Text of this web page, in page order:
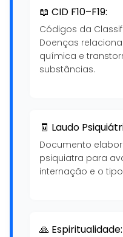
📖 CID F10–F19:
Códigos da
Doenças
química e
substâncias.
🧾 Laudo
Documento
psiquiatra para
internação e o
🙏 Espiritualidade: